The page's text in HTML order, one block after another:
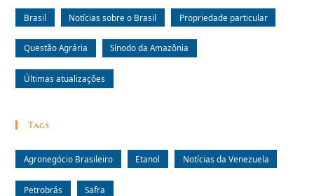
Brasil Notícias sobre o Brasil Propriedade particular
Questão Agrária Sínodo da Amazônia
Últimas atualizações
Tags
Agronegócio Brasileiro Etanol Notícias da Venezuela
Petrobrás Safra